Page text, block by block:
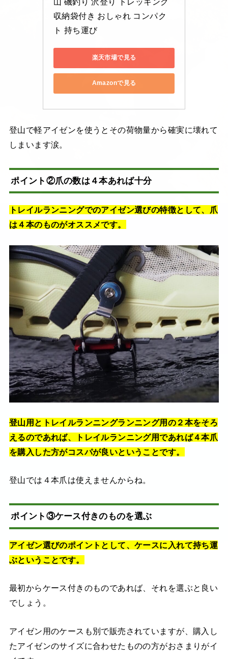
収納袋付き おしゃれ コンパク
ト 持ち運び
楽天市場で見る
Amazonで見る
登山で軽アイゼンを使うとその荷物量から確実に壊れて
しまいます涙。
ポイント②爪の数は４本あれば十分
トレイルランニングでのアイゼン選びの特徴として、爪
は４本のものがオススメです。
登山用とトレイルランニングランニング用の２本をそろ
えるのであれば、トレイルランニング用であれば４本爪
を購入した方がコスパが良いということです。
登山では４本爪は使えませんからね。
ポイント③ケース付きのものを選ぶ
アイゼン選びのポイントとして、ケースに入れて持ち運
ぶということです。
最初からケース付きのものであれば、それを選ぶと良い
でしょう。
アイゼン用のケースも別で販売されていますが、購入し
たアイゼンのサイズに合わせたものの方がおさまりがイ